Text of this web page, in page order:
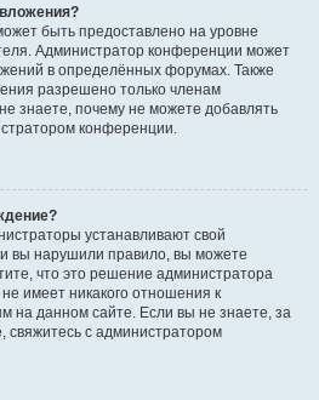
быть предоставлено на уровне
Администратор конференции может
в определённых форумах. Также
разрешено только членам
знаете, почему не можете добавлять
конференции.
устанавливают свой
вы нарушили правило, вы можете
что это решение администратора
имеет никакого отношения к
на данном сайте. Если вы не знаете, за
свяжитесь с администратором